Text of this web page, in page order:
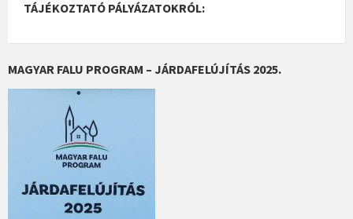
TÁJÉKOZTATÓ PÁLYÁZATOKRÓL:
MAGYAR FALU PROGRAM – JÁRDAFELÚJÍTÁS 2025.